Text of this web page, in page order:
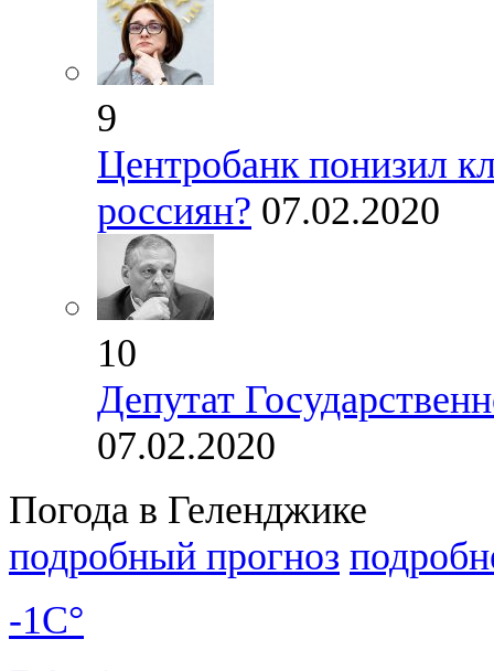
9
Центробанк понизил
россиян? 07.02.2020
10
Депутат
07.02.2020
Погода в Геленджике
подробный прогноз
-1C°